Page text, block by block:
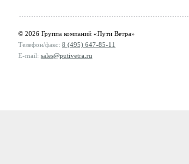
© 2026 Группа компаний «Пути Ветра»
Телефон/факс: 8 (495) 647-85-11
E-mail: sales@putivetra.ru